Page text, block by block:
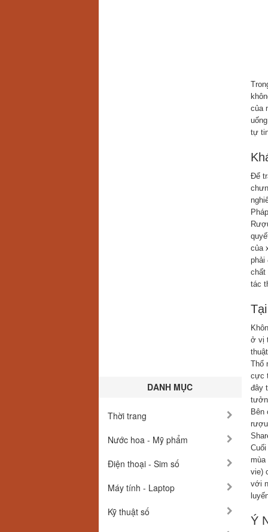
DANH MỤC
Thời trang
Nước hoa - Mỹ phẩm
Điện thoại - Sim số
Máy tính - Laptop
Kỹ thuật số
của
tự
Để
của
phải
chất
tác
ở vị
Thổ
cực
đây
Bên
mùa
vie)
với
Ý